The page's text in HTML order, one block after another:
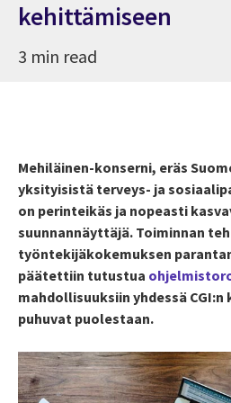
kehittämiseen
3 min read
Mehiläinen-konserni, eräs
yksityisistä terveys- ja
on perinteikäs ja nopeasti
suunnannäyttäjä. Toiminnan
työntekijäkokemuksen
päätettiin tutustua
mahdollisuuksiin yhdessä
puhuvat puolestaan.